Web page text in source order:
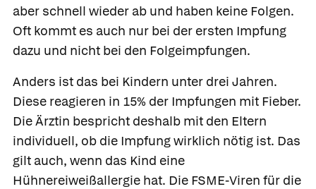
aber schnell wieder ab und haben keine Folgen.
Oft kommt es auch nur bei der ersten Impfung
dazu und nicht bei den Folgeimpfungen.
Anders ist das bei Kindern unter drei Jahren.
Diese reagieren in 15% der Impfungen mit Fieber.
Die Ärztin bespricht deshalb mit den Eltern
individuell, ob die Impfung wirklich nötig ist. Das
gilt auch, wenn das Kind eine
Hühnereiweißallergie hat. Die FSME-Viren für die